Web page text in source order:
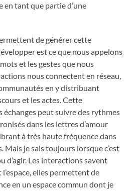
en tant que partie d’une
de générer cette
est ce que nous appelons
et les gestes que nous
nous connectent en réseau,
en y distribuant
et les actes. Cette
échanges peut suivre des rythmes
dans les lettres d’amour
à très haute fréquence dans
Mais je sais toujours lorsque c’est
d’agir. Les interactions savent
elles permettent de
en un espace commun dont je